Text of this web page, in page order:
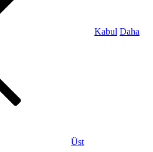
Kabul Daha
Üst